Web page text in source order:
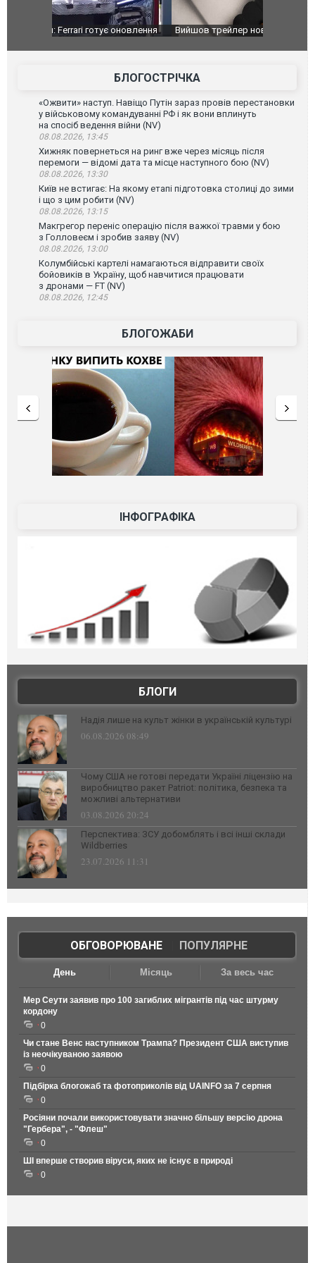
Вийшов трейлер нової екранізації легендарного
БЛОГОСТРІЧКА
«Ожвити» наступ. Навіщо Путін зараз провів перестановки
у військовому командуванні РФ і як вони вплинуть
на спосіб ведення війни (NV)
08.08.2026, 13:45
Хижняк повернеться на ринг вже через місяць після
перемоги — відомі дата та місце наступного бою (NV)
08.08.2026, 13:30
Київ не встигає: На якому етапі підготовка столиці до зими
і що з цим робити (NV)
08.08.2026, 13:15
Макгрегор переніс операцію після важкої травми у бою
з Голловеєм і зробив заяву (NV)
08.08.2026, 13:00
Колумбійські картелі намагаються відправити своїх
бойовиків в Україну, щоб навчитися працювати
з дронами — FT (NV)
08.08.2026, 12:45
БЛОГОЖАБИ
ІНФОГРАФІКА
БЛОГИ
Надія лише на культ жінки в українській культурі
06.08.2026 08:49
Чому США не готові передати Україні ліцензію на
виробництво ракет Patriot: політика, безпека та
можливі альтернативи
03.08.2026 20:24
Перспектива: ЗСУ добомблять і всі інші склади
Wildberries
23.07.2026 11:31
ОБГОВОРЮВАНЕ| ПОПУЛЯРНЕ
День Місяць За весь час
Мер Сеути заявив про 100 загиблих мігрантів під час штурму
кордону
0
Чи стане Венс наступником Трампа? Президент США виступив
із неочікуваною заявою
0
Підбірка блогожаб та фотоприколів від UAINFO за 7 серпня
0
Росіяни почали використовувати значно більшу версію дрона
"Гербера", - "Флеш"
0
ШІ вперше створив віруси, яких не існує в природі
0